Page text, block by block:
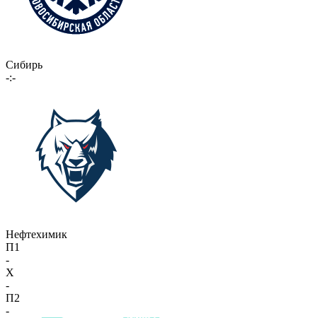
Сибирь
-:-
Нефтехимик
П1
-
X
-
П2
-